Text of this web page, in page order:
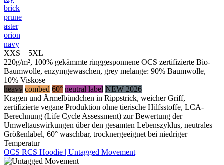
brick
prune
aster
orion
navy
XXS – 5XL
220g/m², 100% gekämmte ringgesponnene OCS zertifizierte Bio-
Baumwolle, enzymgewaschen, grey melange: 90% Baumwolle,
10% Viskose
heavy combed 60° neutral label NEW 2026
Kragen und Ärmelbündchen in Rippstrick, weicher Griff,
zertifizierte vegane Produktion ohne tierische Hilfsstoffe, LCA-
Berechnung (Life Cycle Assessment) zur Bewertung der
Umweltauswirkungen über den gesamten Lebenszyklus, neutrales
Größenlabel, 60° waschbar, trocknergeeignet bei niedriger
Temperatur
OCS RCS Hoodie | Untagged Movement